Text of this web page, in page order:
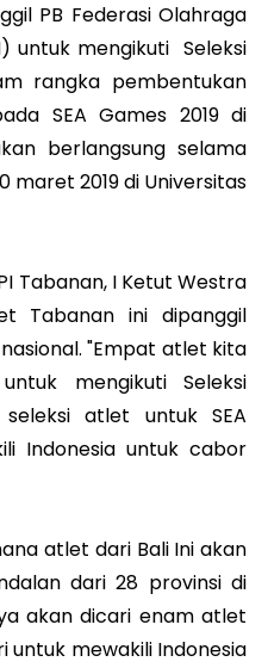
PB Federasi Olahraga
untuk mengikuti Seleksi
rangka pembentukan
SEA Games 2019 di
berlangsung selama
maret 2019 di Universitas
Tabanan, I Ketut Westra
Tabanan ini dipanggil
"Empat atlet kita
mengikuti Seleksi
atlet untuk SEA
Indonesia untuk cabor
atlet dari Bali Ini akan
dari 28 provinsi di
akan dicari enam atlet
mewakili Indonesia